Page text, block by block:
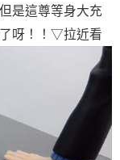
是這尊等身大充
呀！！▽拉近看